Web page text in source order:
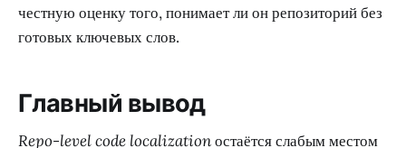
честную оценку того, понимает ли он репозиторий без
готовых ключевых слов.
Главный вывод
Repo-level code localizationостаётся слабым местом